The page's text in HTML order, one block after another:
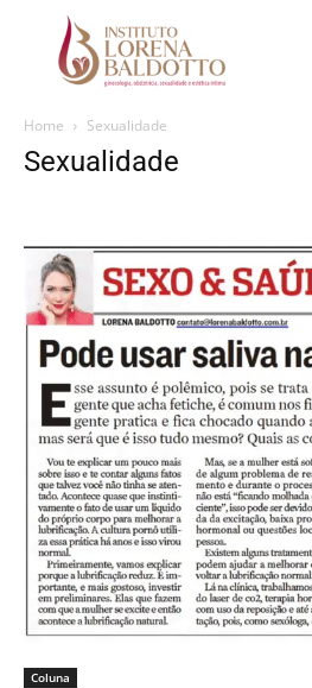
Home Sexualidade
Sexualidade
Coluna